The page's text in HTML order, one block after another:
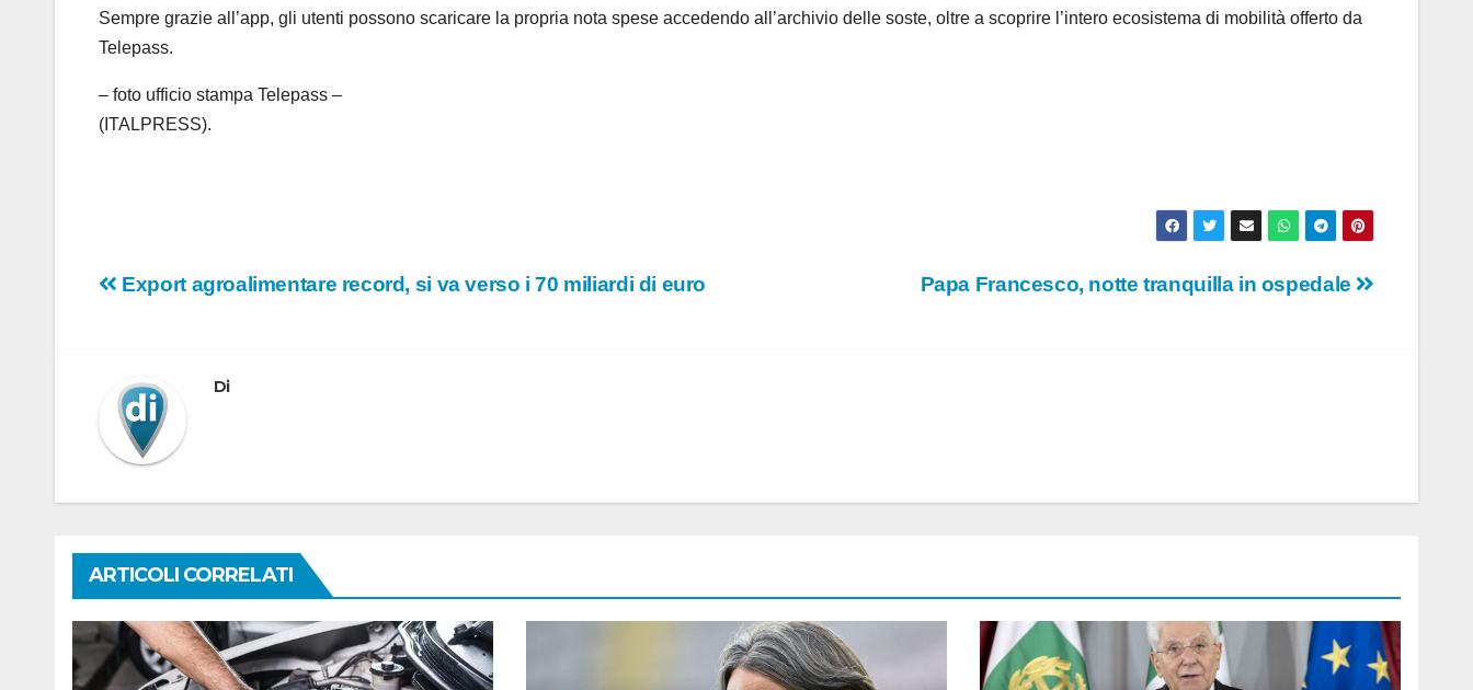
Sempre grazie all’app, gli utenti possono scaricare la propria nota spese accedendo all’archivio delle soste, oltre a scoprire l’intero ecosistema di mobilità offerto da
Telepass.
– foto ufficio stampa Telepass –
(ITALPRESS).
Navigazione
Papa Francesco, notte tranquilla in ospedale
Export agroalimentare record, si va verso i 70 miliardi di euro
Di
ARTICOLI CORRELATI